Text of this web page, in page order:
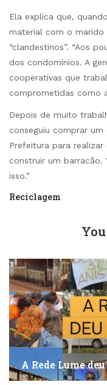
Ela explica que,
material com o marido
“clandestinos”. “Aos
dos condomínios. A
cooperativas que
comprometidas como
Depois de muito
conseguiu comprar
Prefeitura para
construir um barracão.
isso.”
Reciclagem
A Rede Lume